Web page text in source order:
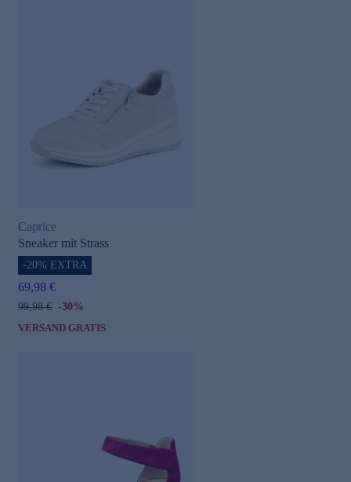
Caprice
Sneaker mit Strass
-20% EXTRA
69,98 €
99,98 € -30%
VERSAND GRATIS